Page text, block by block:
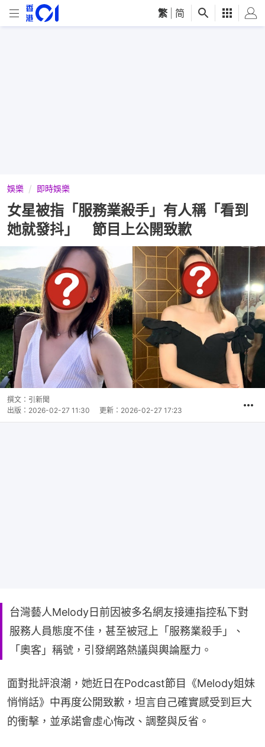
繁 简
娛樂 即時娛樂
女星被指「服務業殺手」有人稱「看到
她就發抖」 節目上公開致歉
撰文： 引新聞
出版： 2026-02-27 11:30 更新： 2026-02-27 17:23
台灣藝人Melody日前因被多名網友接連指控私下對
服務人員態度不佳，甚至被冠上「服務業殺手」、
「奧客」稱號，引發網路熱議與輿論壓力。
面對批評浪潮，她近日在Podcast節目《Melody姐妹
悄悄話》中再度公開致歉，坦言自己確實感受到巨大
的衝擊，並承諾會虛心悔改、調整與反省。